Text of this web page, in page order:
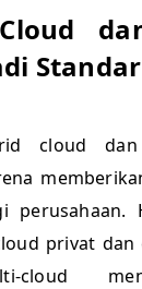
cloud
perusahaan.
privat dan
cloud